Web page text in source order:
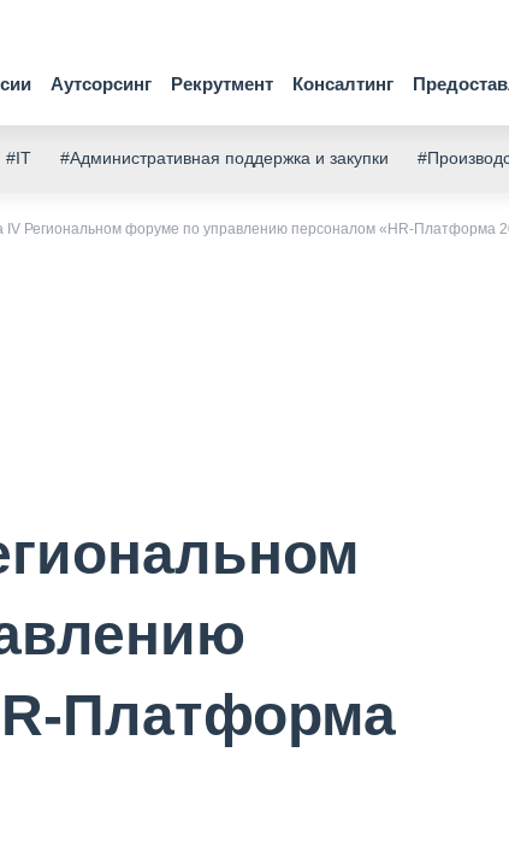
Аутсорсинг Рекрутмент Консалтинг
#IT #Административная поддержка и закупки
IV Региональном форуме по управлению персоналом «HR-Платформа
Платформа